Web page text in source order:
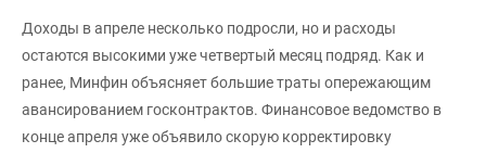
Доходы в апреле несколько подросли, но и расходы
остаются высокими уже четвертый месяц подряд. Как и
ранее, Минфин объясняет большие траты опережающим
авансированием госконтрактов. Финансовое ведомство в
конце апреля уже объявило скорую корректировку